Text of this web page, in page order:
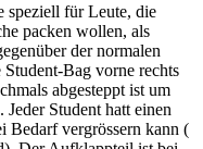
speziell für Leute, die
packen wollen, als
der normalen
Student-Bag vorne rechts
abgesteppt ist um
Student hatt einen
Bedarf vergrössern kann (